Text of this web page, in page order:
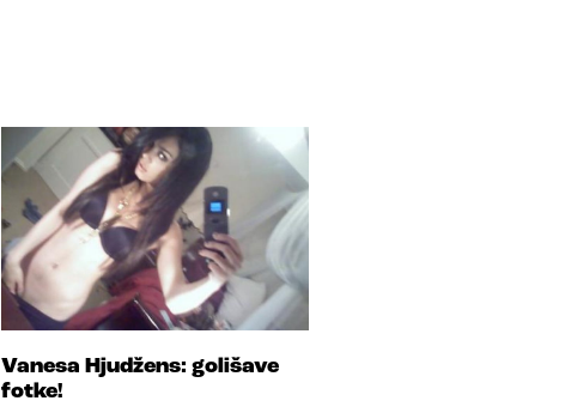
Vanesa Hjudžens: golišave
fotke!